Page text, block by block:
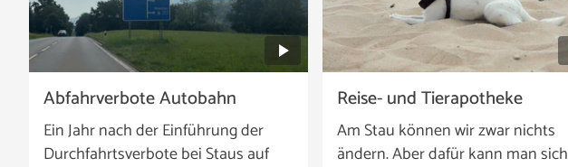
Abfahrverbote Autobahn
Ein Jahr nach der Einführung der
Durchfahrtsverbote bei Staus auf
Reise- und Tierapotheke
Am Stau können wir zwar nichts
ändern. Aber dafür kann man sich